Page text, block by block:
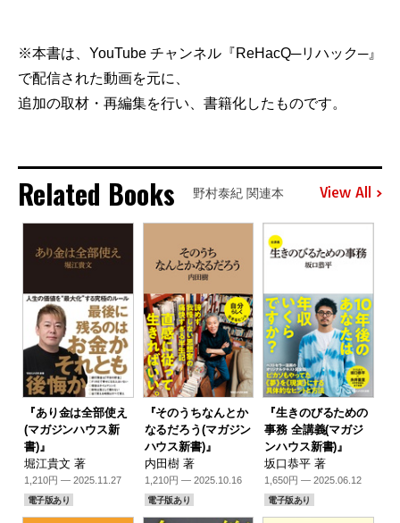
※本書は、YouTube チャンネル『ReHacQ─リハック─』
で配信された動画を元に、
追加の取材・再編集を行い、書籍化したものです。
Related Books 野村泰紀 関連本 View All
『あり金は全部使え
(マガジンハウス新
書)』
堀江貴文 著
1,210円 — 2025.11.27
電子版あり
『そのうちなんとか
なるだろう(マガジン
ハウス新書)』
内田樹 著
1,210円 — 2025.10.16
電子版あり
『生きのびるための
事務 全講義(マガジ
ンハウス新書)』
坂口恭平 著
1,650円 — 2025.06.12
電子版あり